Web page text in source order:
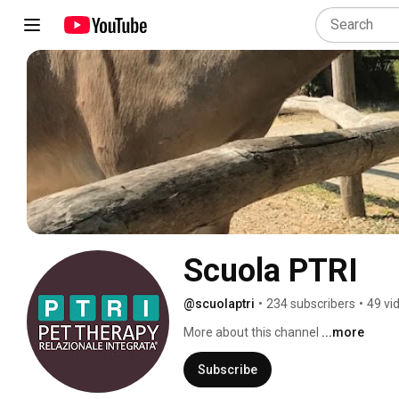
Scuola PTRI
@scuolaptri • 234 subscribers • 49
More about this channel ...more
Subscribe